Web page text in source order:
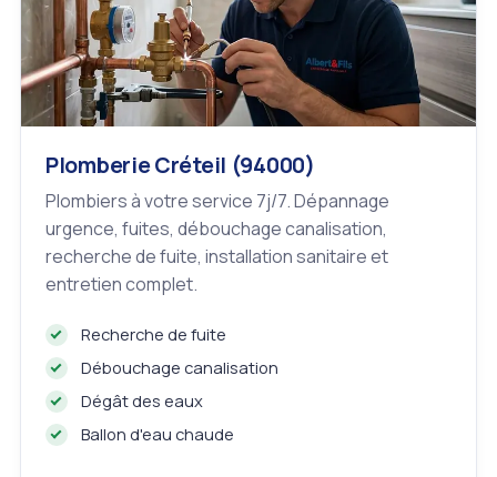
Plomberie Créteil (94000)
Plombiers à votre service 7j/7. Dépannage
urgence, fuites, débouchage canalisation,
recherche de fuite, installation sanitaire et
entretien complet.
Recherche de fuite
Débouchage canalisation
Dégât des eaux
Ballon d'eau chaude